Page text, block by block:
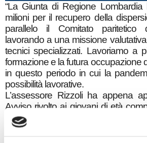
“La Giunta di Regione
milioni per il recupero della
parallelo il Comitato paritetico
lavorando a una missione
tecnici specializzati. Lavoriamo a
formazione e la futura occupazione
in questo periodo in cui la
possibilità lavorative.
L’assessore Rizzoli ha appena
Avviso rivolto ai giovani di età
anni, disoccupati e privi di un titolo
interventi formativi di recupero